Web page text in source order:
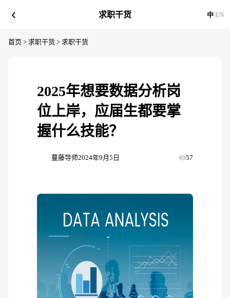
‹ 求职干货 中|EN
首页 > 求职干货 > 求职干货
2025年想要数据分析岗
位上岸，应届生都要掌
握什么技能？
蔓藤导师2024年9月5日 57